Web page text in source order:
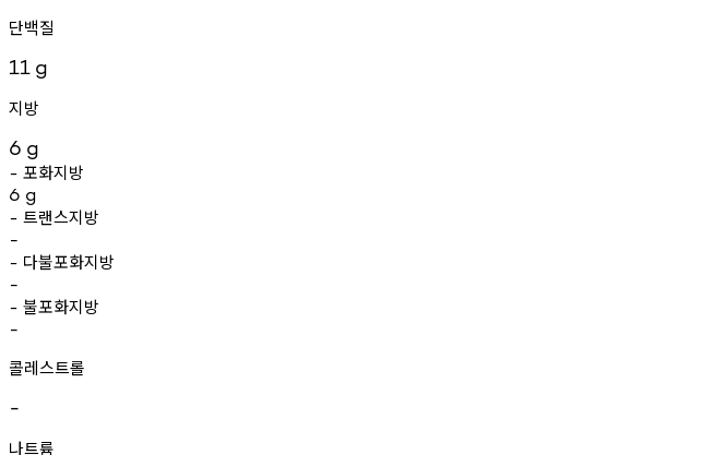
단백질
11 g
지방
6 g
- 포화지방
6 g
- 트랜스지방
-
- 다불포화지방
-
- 불포화지방
-
콜레스트롤
-
나트륨